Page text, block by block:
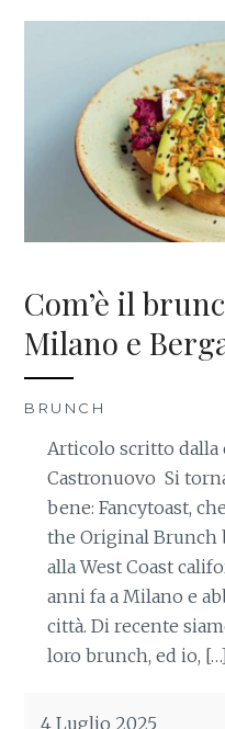
Com’è il
Milano e
BRUNCH
Articolo scritto
Castronuovo Si
bene: Fancytoast,
the Original Brunch
alla West Coast
anni fa a Milano e
città. Di recente
loro brunch, ed io,
4 Luglio 2025